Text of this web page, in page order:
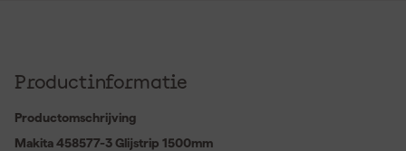
Productinformatie
Productomschrijving
Makita 458577-3 Glijstrip 1500mm